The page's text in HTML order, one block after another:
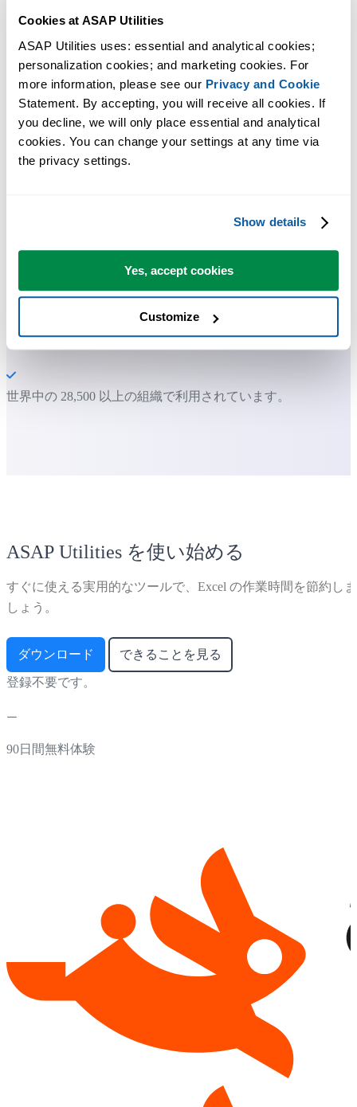
Cookies at ASAP Utilities
ASAP Utilities uses: essential and analytical cookies;
personalization cookies; and marketing cookies. For
more information, please see our Privacy and Cookie
Statement. By accepting, you will receive all cookies. If
you decline, we will only place essential and analytical
cookies. You can change your settings at any time via
the privacy settings.
Show details
Yes, accept cookies
Customize
多くの Excel ユーザーが Excel に標準搭載してほしい実用的な
ツール。
Excel の作業をもっと速く、もっと簡単
に。
ASAP Utilities は、時間を節約し、Excel だけではできないこ
多くのユーザーは、まずいくつかのツールから使い始めます
多くのユーザーが、やがて ASAP Utilities を毎日使うようにな
ります。
世界中の 28,500 以上の組織で利用されています。
ASAP Utilities を使い始める
すぐに使える実用的なツールで、Excel の作業時間を節約しま
しょう。
ダウンロード できることを見る
登録不要です。
90日間無料体験